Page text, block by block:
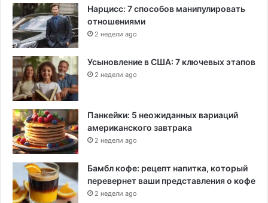
Нарцисс: 7 способов манипулировать
отношениями
2 недели ago
Усыновление в США: 7 ключевых этапов
2 недели ago
Панкейки: 5 неожиданных вариаций
американского завтрака
2 недели ago
Бамбл кофе: рецепт напитка, который
перевернет ваши представления о кофе
2 недели ago